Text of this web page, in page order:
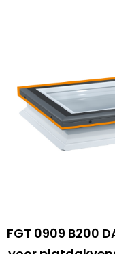
FGT 0909 B200